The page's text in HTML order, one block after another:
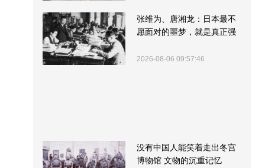
张维为、唐湘龙：日本最不
愿面对的噩梦，就是真正强
2026-08-06 09:57:46
没有中国人能笑着走出冬宫
博物馆 文物的沉重记忆